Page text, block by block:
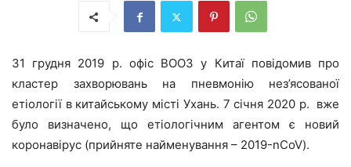
31 грудня 2019 р. офіс ВООЗ у Китаї повідомив про
кластер захворювань на пневмонію нез’ясованої
етіології в китайському місті Ухань. 7 січня 2020 р. вже
було визначено, що етіологічним агентом є новий
коронавірус (прийняте найменування – 2019-nCoV).